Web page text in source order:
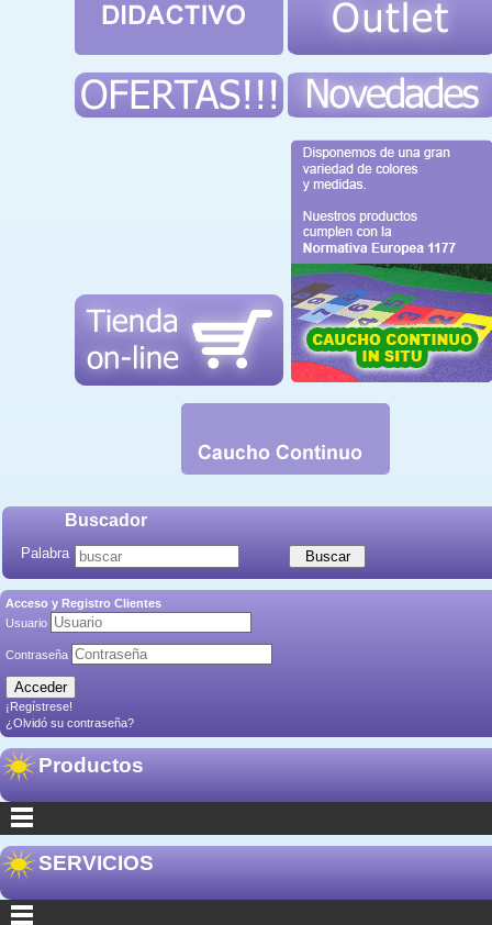
Buscador
Palabra
Acceso y Registro Clientes
Usuario
Contraseña
¡Regístrese!
¿Olvidó su contraseña?
Productos
SERVICIOS